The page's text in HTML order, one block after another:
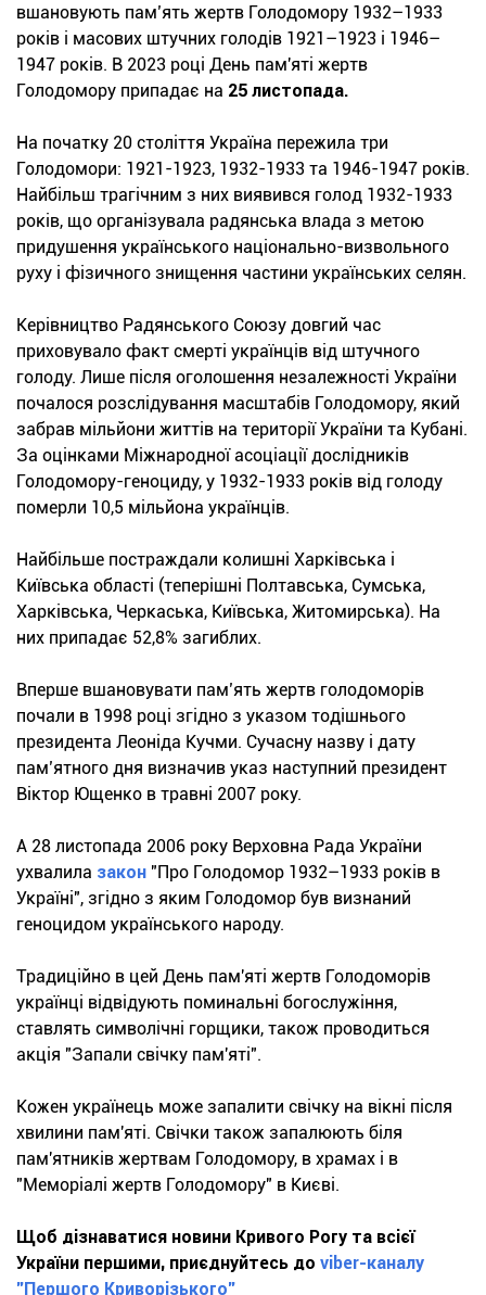
вшановують пам’ять жертв Голодомору 1932–1933
років і масових штучних голодів 1921–1923 і 1946–
1947 років. В 2023 році День пам'яті жертв
Голодомору припадає на 25 листопада.
На початку 20 століття Україна пережила три
Голодомори: 1921-1923, 1932-1933 та 1946-1947 років.
Найбільш трагічним з них виявився голод 1932-1933
років, що організувала радянська влада з метою
придушення українського національно-визвольного
руху і фізичного знищення частини українських селян.
Керівництво Радянського Союзу довгий час
приховувало факт смерті українців від штучного
голоду. Лише після оголошення незалежності України
почалося розслідування масштабів Голодомору, який
забрав мільйони життів на території України та Кубані.
За оцінками Міжнародної асоціації дослідників
Голодомору-геноциду, у 1932-1933 років від голоду
померли 10,5 мільйона українців.
Найбільше постраждали колишні Харківська і
Київська області (теперішні Полтавська, Сумська,
Харківська, Черкаська, Київська, Житомирська). На
них припадає 52,8% загиблих.
Вперше вшановувати пам’ять жертв голодоморів
почали в 1998 році згідно з указом тодішнього
президента Леоніда Кучми. Сучасну назву і дату
пам’ятного дня визначив указ наступний президент
Віктор Ющенко в травні 2007 року.
А 28 листопада 2006 року Верховна Рада України
ухвалила закон "Про Голодомор 1932–1933 років в
Україні", згідно з яким Голодомор був визнаний
геноцидом українського народу.
Традиційно в цей День пам'яті жертв Голодоморів
українці відвідують поминальні богослужіння,
ставлять символічні горщики, також проводиться
акція "Запали свічку пам'яті".
Кожен українець може запалити свічку на вікні після
хвилини пам'яті. Свічки також запалюють біля
пам'ятників жертвам Голодомору, в храмах і в
"Меморіалі жертв Голодомору" в Києві.
Щоб дізнаватися новини Кривого Рогу та всієї
України першими, приєднуйтесь до viber-каналу
"Першого Криворізького"